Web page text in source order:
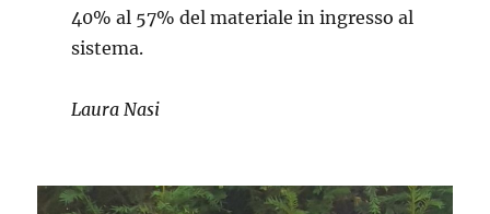
40% al 57% del materiale in ingresso al
sistema.
Laura Nasi